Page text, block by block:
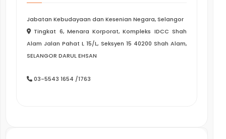
Jabatan Kebudayaan dan Kesenian Negara, Selangor
Tingkat 6, Menara Korporat, Kompleks IDCC Shah
Alam Jalan Pahat L 15/L, Seksyen 15 40200 Shah Alam,
SELANGOR DARUL EHSAN
03-5543 1654 /1763